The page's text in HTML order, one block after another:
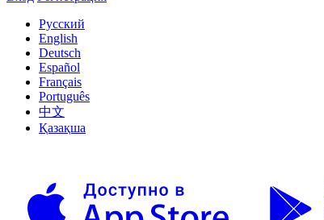
Русский
English
Deutsch
Español
Français
Português
中文
Қазақша